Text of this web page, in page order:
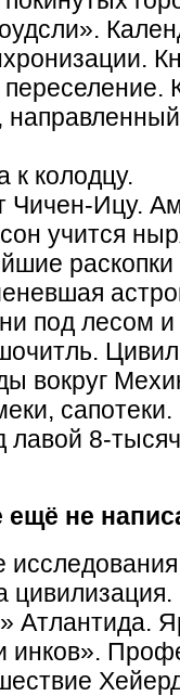
к колодцу.
Чичен-Ицу.
учится
под лесом
вокруг
8-
ещё не
Атлантида.
инков».